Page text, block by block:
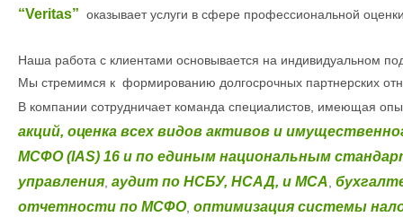
“Veritas” оказывает услуги в сфере профессиональной
Наша работа с клиентами основывается на индивидуальном
Мы стремимся к формированию долгосрочных партнерских
В компании сотрудничает команда специалистов, имеющая
акций, оценка всех видов активов и
МСФО (IAS) 16 и по единым национальным
управления аудит по НСБУ, НСАД, и МСА
отчетности по МСФО, оптимизация системы